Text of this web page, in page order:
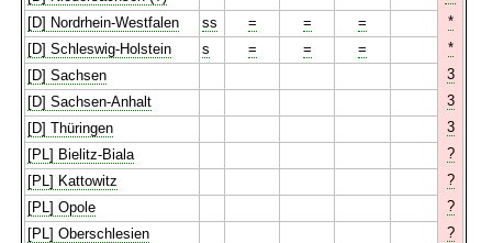
[D] Nordrhein-Westfalen
ss = = =
*
[D] Schleswig-Holstein
s = = =
*
[D] Sachsen
3
[D] Sachsen-Anhalt
3
[D] Thüringen
3
[PL] Bielitz-Biala
?
[PL] Kattowitz
?
[PL] Opole
?
[PL] Oberschlesien
?